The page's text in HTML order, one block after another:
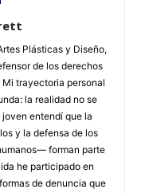
Plásticas y Diseño,
de los derechos
trayectoria personal
la realidad no se
entendí que la
y la defensa de los
forman parte
he participado en
de denuncia que